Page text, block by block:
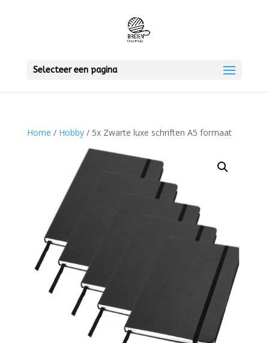
Selecteer een pagina
Home / Hobby/ 5x Zwarte luxe schriften A5 formaat